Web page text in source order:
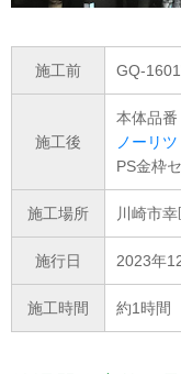
施工前 GQ-
施工後
本体品
ノーリツ
PS金枠
施工場所 川崎市幸
施行日 2023年
施工時間 約1時間